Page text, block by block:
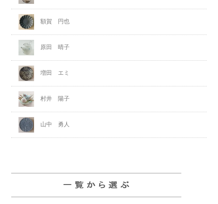
額賀 円也
原田 晴子
増田 エミ
村井 陽子
山中 勇人